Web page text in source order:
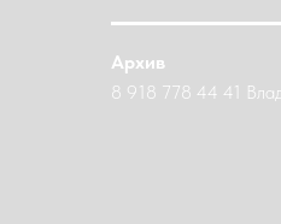
Архив
8 918 778 44 41